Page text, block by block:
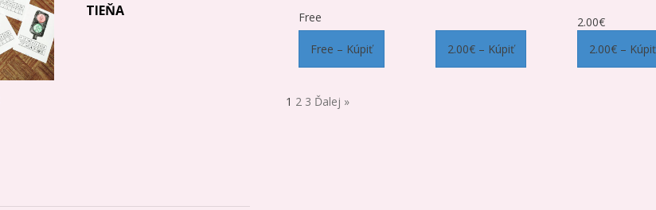
TIEŇA
Free
Free – Kúpiť 2.00€ – Kúpiť
2.00€
2.00€ – Kúpiť
1 2 3 Ďalej »